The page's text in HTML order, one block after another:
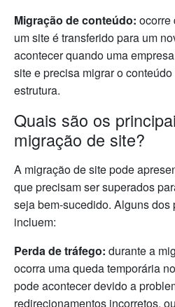
Migração de conteúdo: ocorre
um site é transferido para um
acontecer quando uma
site e precisa migrar o
estrutura.
Quais são os
migração de site?
A migração de site pode
que precisam ser superados
seja bem-sucedido. Alguns
incluem:
Perda de tráfego: durante a
ocorra uma queda temporária
pode acontecer devido a
redirecionamentos incorretos,